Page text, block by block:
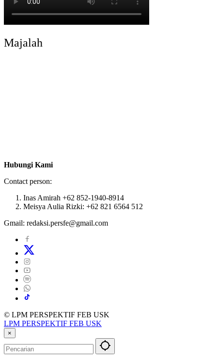
Majalah
Hubungi Kami
Contact person:
Inas Amirah +62 852-1940-8914
Meisya Aulia Rizki: +62 821 6564 512
Gmail: redaksi.persfe@gmail.com
© LPM PERSPEKTIF FEB USK
LPM PERSPEKTIF FEB USK
×